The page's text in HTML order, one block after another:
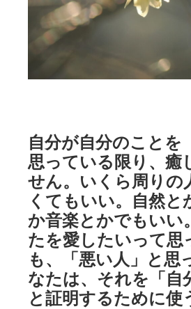
自分が自分のことを
思っている限り、癒
せん。いくら周りの
くてもいい。自然と
か音楽とかでもいい
たを愛したいって思
も、「悪い人」と思
なたは、それを「自
と証明するために使